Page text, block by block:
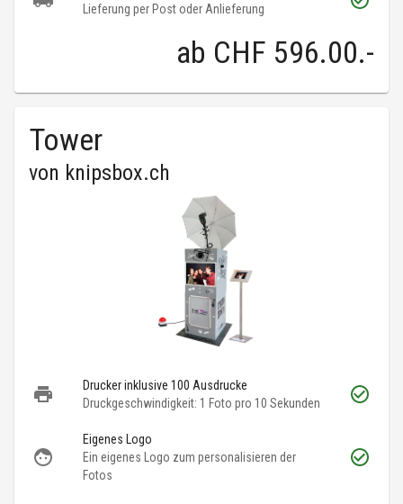
Lieferung per Post oder Anlieferung
ab CHF 596.00.-
Tower
von knipsbox.ch
Drucker inklusive 100 Ausdrucke
Druckgeschwindigkeit: 1 Foto pro 10 Sekunden
Eigenes Logo
Ein eigenes Logo zum personalisieren der
Fotos